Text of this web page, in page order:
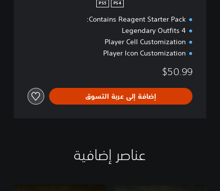
PS4
PS5
Contains Reagent Starter Pack:
4 Legendary Outfits
Player Cell Customization
Player Icon Customization
$50.99
إضافة إلى عربة التسوق
عناصر إضافية